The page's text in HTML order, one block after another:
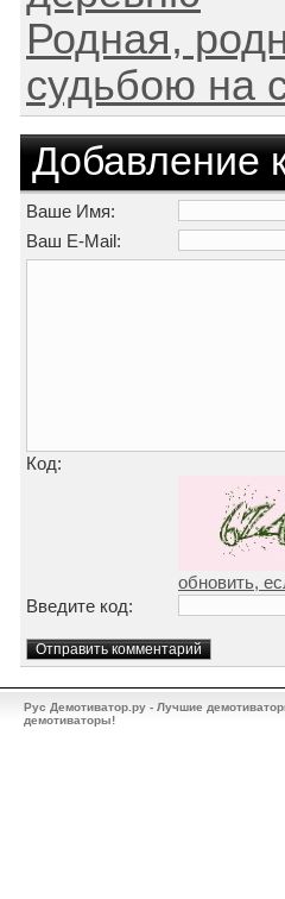
Родная,
судьбою на
Добавление
Ваше Имя:
Ваш E-Mail:
Код:
обновить,
Введите код:
Рус Демотиватор.ру - Лучшие
демотиваторы!